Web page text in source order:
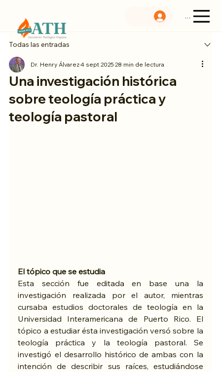
Menu
Todas las entradas
Una investigación histórica
sobre teología práctica y
teología pastoral
Dr. Henry Álvarez4 sept 202528 min de lectura
El tópico que se estudia
Esta sección fue editada en base una la
investigación realizada por el autor, mientras
cursaba estudios doctorales de teología en la
Universidad Interamericana de Puerto Rico. El
tópico a estudiar ésta investigación versó sobre la
teología práctica y la teología pastoral. Se
investigó el desarrollo histórico de ambas con la
intención de describir sus raíces, estudiándose